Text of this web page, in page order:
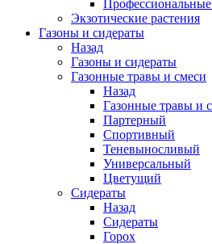
Профессиональные
Экзотические растения
Газоны и сидераты
Назад
Газоны и сидераты
Газонные травы и смеси
Назад
Газонные травы и
Партерный
Спортивный
Теневыносливый
Универсальный
Цветущий
Сидераты
Назад
Сидераты
Горох